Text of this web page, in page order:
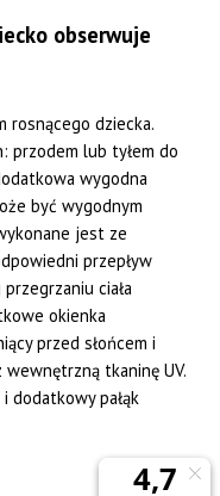
obserwuje
rosnącego dziecka.
przodem lub tyłem do
wygodna
być wygodnym
jest ze
przepływ
ciała
okienka
przed słońcem i
tkaninę UV.
dodatkowy pałąk